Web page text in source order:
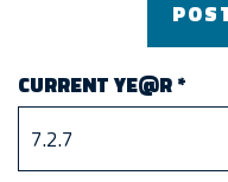
CURRENT YE@R*